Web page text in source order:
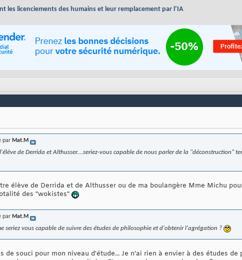
les licenciements des humains et leur remplacement par l’IA
par Mat.M
de Derrida et Althusser....seriez-vous capable de nous parler de la "déconstruction"
élève de Derrida et de Althusser ou de ma boulangère Mme Michu
des "wokistes"
par Mat.M
seriez vous capable de suivre des études de philosophie et d'obtenir l'agrégation ?
de souci pour mon niveau d'étude... Je n'ai rien à envier à des études